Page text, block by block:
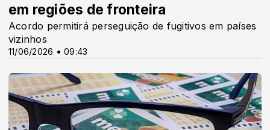
11/06/2026 • 09:43
em regiões de fronteira
Acordo permitirá perseguição de fugitivos em países
vizinhos